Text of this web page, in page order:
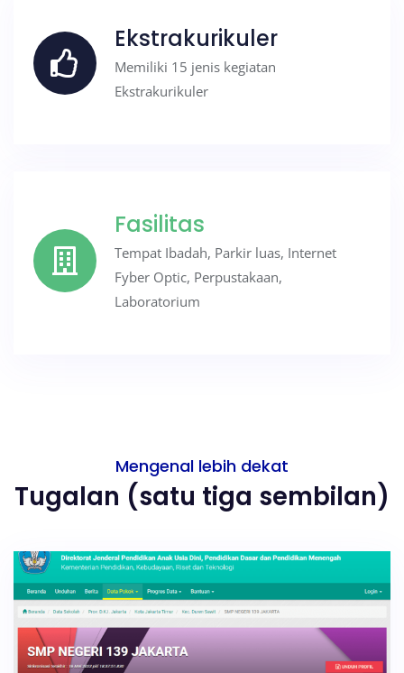
Ekstrakurikuler
Memiliki 15 jenis kegiatan
Ekstrakurikuler
Fasilitas
Tempat Ibadah, Parkir luas, Internet
Fyber Optic, Perpustakaan,
Laboratorium
Mengenal lebih dekat
Tugalan (satu tiga sembilan)